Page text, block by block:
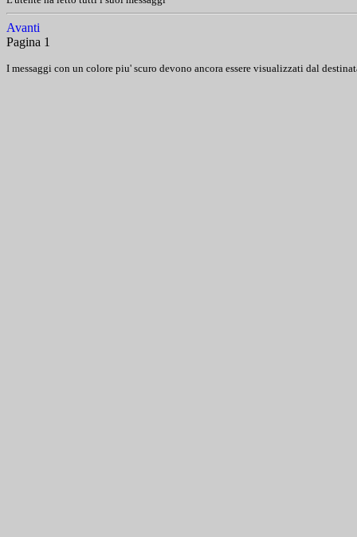
Avanti
Pagina 1
I messaggi con un colore piu' scuro devono ancora essere visualizzati dal